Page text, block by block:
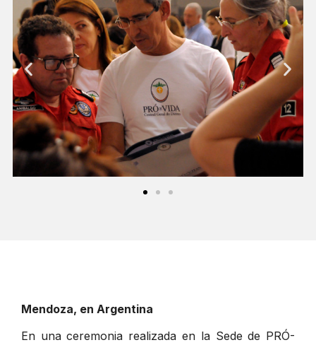
Mendoza, en Argentina
En una ceremonia realizada en la Sede de PRÓ-